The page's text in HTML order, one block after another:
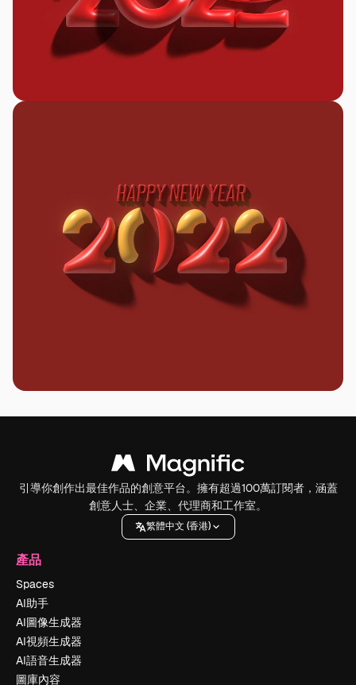
引導你創作出最佳作品的創意平台。擁有超過100萬訂閱者，涵蓋
創意人士、企業、代理商和工作室。
繁體中文 (香港)
產品
Spaces
AI助手
AI圖像生成器
AI視頻生成器
AI語音生成器
圖庫內容